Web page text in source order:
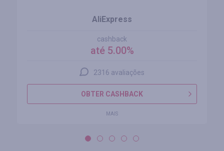
AliExpress
cashback
até 5.00%
2316 avaliações
OBTER CASHBACK
MAIS